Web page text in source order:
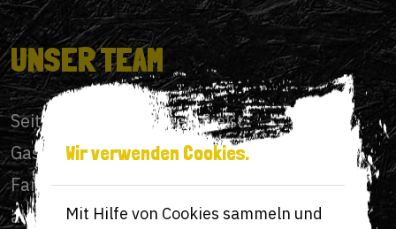
UNSER TEAM
Seit fünf Generationen fließt
Gastronomieblut durch unsere Adern. Eine
Familie, die großen Wert auf gutes und vor
allem hochwertiges Essen legt. Eine
Wir verwenden Cookies.
Mit Hilfe von Cookies sammeln und